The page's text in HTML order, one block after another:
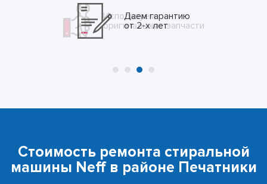
Даем гарантию
от 2-х лет
Стоимость ремонта стиральной
машины Neff в районе Печатники